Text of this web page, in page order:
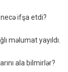
ifşa etdi?
məlumat yayıldı.
ala bilmirlər?